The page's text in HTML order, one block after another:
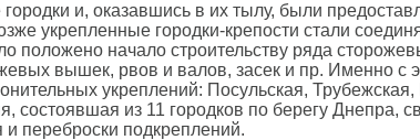
и, оказавшись в их тылу, были
укрепленные городки-крепости стали
начало строительству ряда
вышек, рвов и валов, засек и пр. Именно
укреплений: Посульская,
из 11 городков по берегу Днепра,
переброски подкреплений.